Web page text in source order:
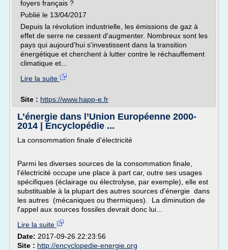
foyers français ?
Publié le 13/04/2017
Depuis la révolution industrielle, les émissions de gaz à
effet de serre ne cessent d'augmenter. Nombreux sont les
pays qui aujourd'hui s'investissent dans la transition
énergétique et cherchent à lutter contre le réchauffement
climatique et...
Lire la suite
Site : https://www.happ-e.fr
L’énergie dans l’Union Européenne 2000-
2014 | Encyclopédie ...
La consommation finale d'électricité
Parmi les diverses sources de la consommation finale,
l'électricité occupe une place à part car, outre ses usages
spécifiques (éclairage ou électrolyse, par exemple), elle est
substituable à la plupart des autres sources d'énergie dans
les autres (mécaniques ou thermiques). La diminution de
l'appel aux sources fossiles devrait donc lui...
Lire la suite
Date: 2017-09-26 22:23:56
Site : http://encyclopedie-energie.org